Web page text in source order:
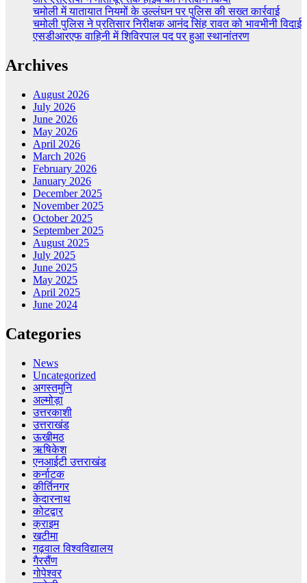
चमोली में यातायात नियमों के उल्लंघन पर पुलिस की सख्त कार्रवाई
चमोली पुलिस ने प्रतिसार निरीक्षक आनंद सिंह रावत को भावभीनी विदाई
एसडीआरएफ वाहिनी में शिविरपाल पद पर हुआ स्थानांतरण
Archives
August 2026
July 2026
June 2026
May 2026
April 2026
March 2026
February 2026
January 2026
December 2025
November 2025
October 2025
September 2025
August 2025
July 2025
June 2025
May 2025
April 2025
June 2024
Categories
News
Uncategorized
अगस्तमुनि
अल्मोड़ा
उत्तरकाशी
उत्तराखंड
ऊखीमठ
ऋषिकेश
एनआईटी उत्तराखंड
कर्नाटक
कीर्तिनगर
केदारनाथ
कोटद्वार
क्राइम
खटीमा
गढ़वाल विश्वविद्यालय
गैरसैंण
गोपेश्वर